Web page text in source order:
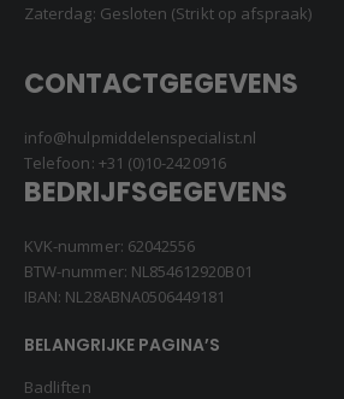
Zaterdag: Gesloten (Strikt op afspraak)
CONTACTGEGEVENS
info@hulpmiddelenspecialist.nl
Telefoon: +31 (0)10-2420916
BEDRIJFSGEGEVENS
KVK-nummer: 62042556
BTW-nummer: NL854612920B01
IBAN: NL28ABNA0506449181
BELANGRIJKE PAGINA’S
Badliften